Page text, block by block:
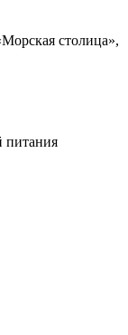
столица»,
питания